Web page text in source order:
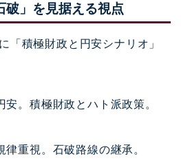
破」を見据える視点
「積極財政と円安シナリオ」
安。積極財政とハト派政策。
律重視。石破路線の継承。